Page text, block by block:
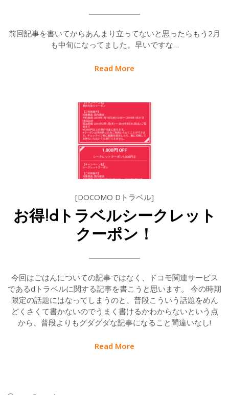
前回記事を書いてからあんまり立ってないと思ったらもう2月
も中旬になってました。早いですな…
Read More
[DOCOMO Dトラベル]
お得!dトラベルシークレット
クーポン！
今回はごはんについての記事ではなく、ドコモ関連サービス
であるdトラベルに関する記事を書こうと思います。 今の時期
限定の話題にはなってしまうのと、普段こういう話題をめん
どくさくて書かないのでうまく書けるかわからないという点
から、普段よりもグダグダな記事になること間違いなし!
Read More